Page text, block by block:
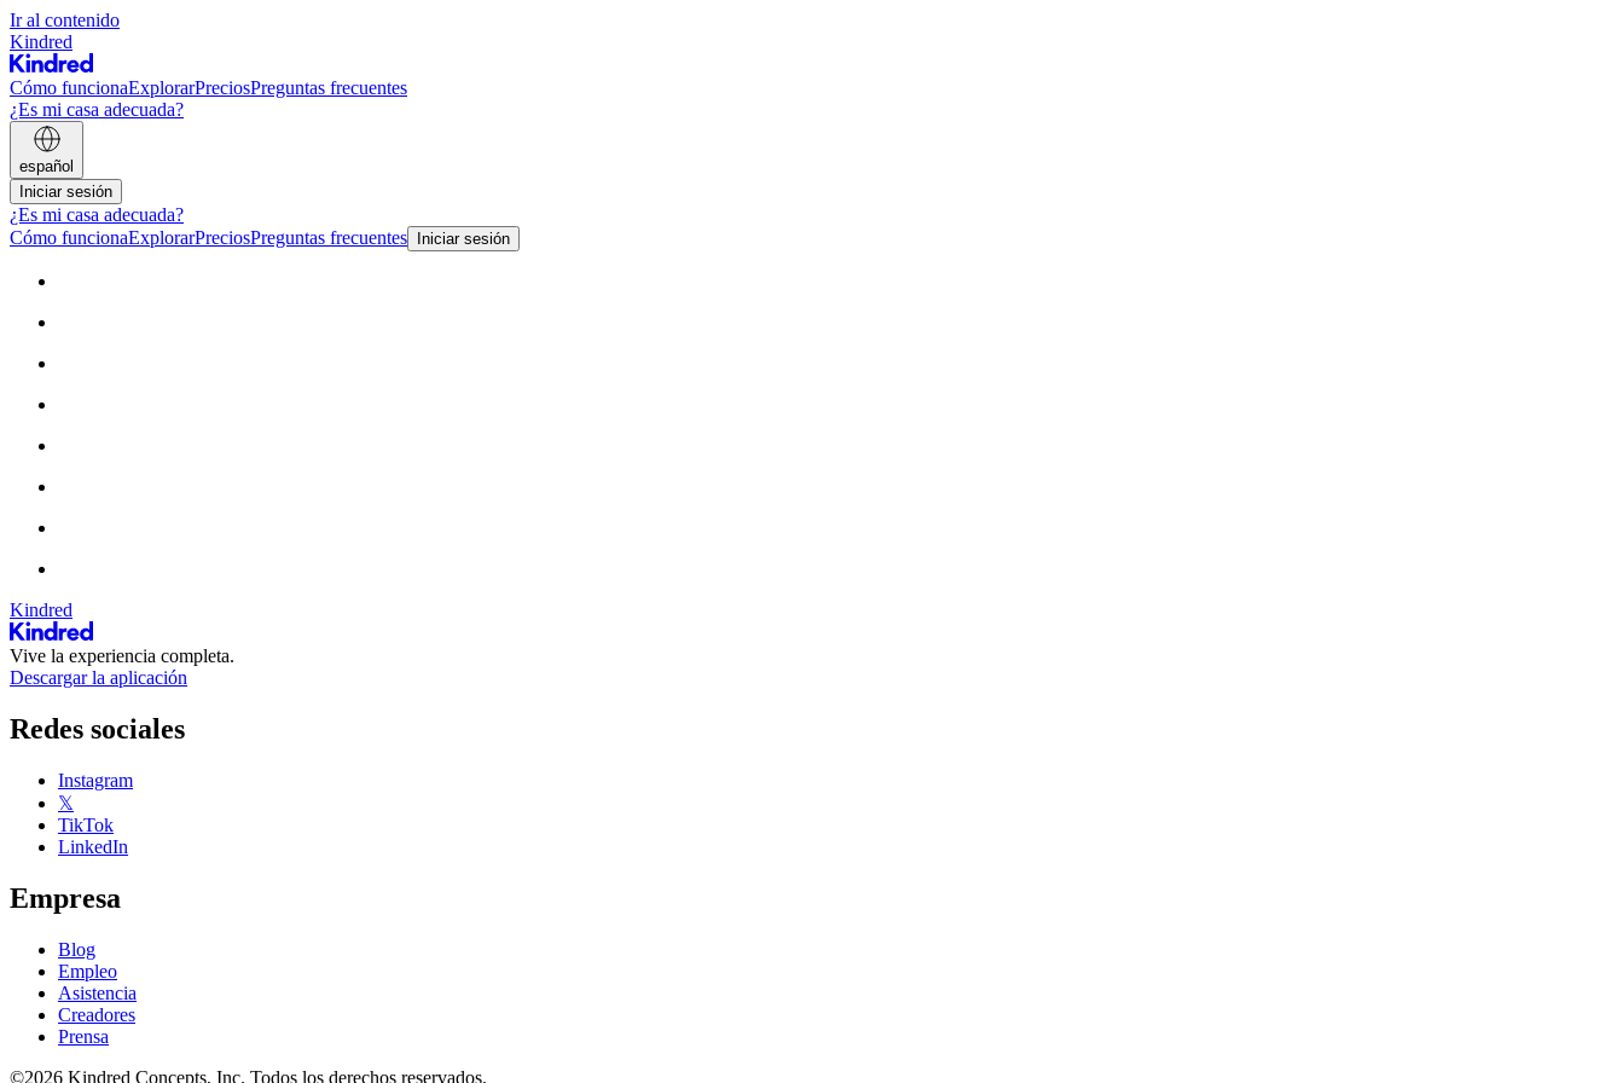
Ir al contenido
Kindred
Cómo funcionaExplorarPreciosPreguntas frecuentes
¿Es mi casa adecuada?
español
Iniciar sesión
¿Es mi casa adecuada?
Cómo funcionaExplorarPreciosPreguntas frecuentes Iniciar sesión
Kindred
Vive la experiencia completa.
Descargar la aplicación
Redes sociales
Instagram
𝕏
TikTok
LinkedIn
Empresa
Blog
Empleo
Asistencia
Creadores
Prensa
©2026 Kindred Concepts, Inc. Todos los derechos reservados.